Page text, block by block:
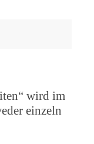
wird im
einzeln